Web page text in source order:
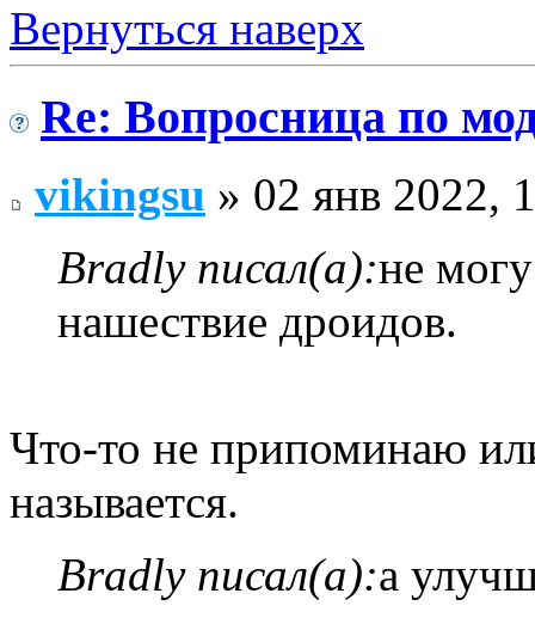
Вернуться наверх
Re: Вопросница по
vikingsu » 02 янв 2022,
Bradly писал(а):не
нашествие дроидов.
Что-то не припоминаю
называется.
Bradly писал(а):а